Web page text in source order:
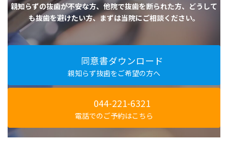
親知らずの抜歯が不安な方、他院で抜歯を断られた方、どうして
も抜歯を避けたい方、まずは当院にご相談ください。
同意書ダウンロード
親知らず抜歯をご希望の方へ
044-221-6321
電話でのご予約はこちら